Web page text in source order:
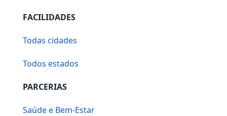
FACILIDADES
Todas cidades
Todos estados
PARCERIAS
Saúde e Bem-Estar